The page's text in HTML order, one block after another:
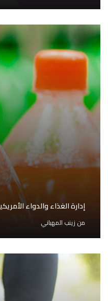
إدارة الغذاء والدواء
من زينب المهباني